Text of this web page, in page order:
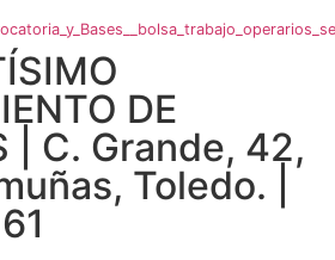
DE
| C. Grande, 42,
Toledo. |